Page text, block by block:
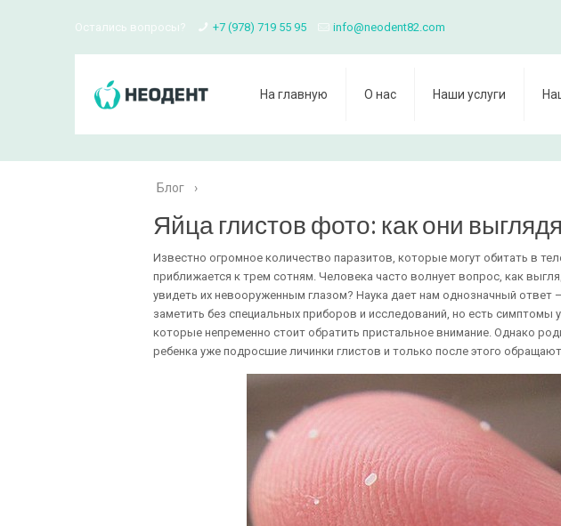
Остались вопросы? +7 (978) 719 55 95 info@neodent82.com
На главную О нас Наши услуги
Блог ›
Яйца глистов фото: как они
Известно огромное количество паразитов, которые могут обитать в
приближается к трем сотням. Человека часто волнует вопрос, как
увидеть их невооруженным глазом? Наука дает нам однозначный ответ
заметить без специальных приборов и исследований, но есть симптомы
которые непременно стоит обратить пристальное внимание. Однако
ребенка уже подросшие личинки глистов и только после этого